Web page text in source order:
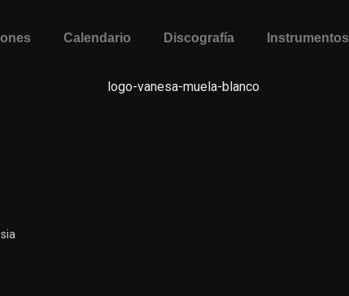
Calendario Discografía Instrumentos